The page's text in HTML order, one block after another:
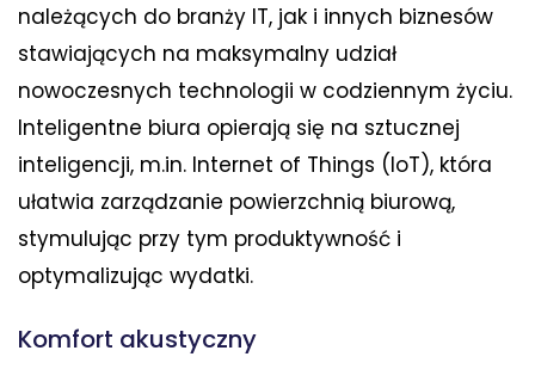
należących do branży IT, jak i innych biznesów
stawiających na maksymalny udział
nowoczesnych technologii w codziennym życiu.
Inteligentne biura opierają się na sztucznej
inteligencji, m.in. Internet of Things (IoT), która
ułatwia zarządzanie powierzchnią biurową,
stymulując przy tym produktywność i
optymalizując wydatki.
Komfort akustyczny